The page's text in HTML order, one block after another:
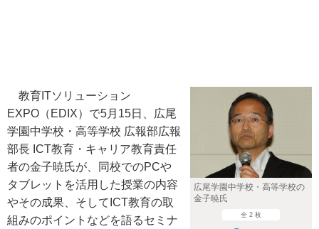
広尾学園中学校・高等学校の
金子暁氏
全 2 枚
教育ITソリューション
EXPO（EDIX）で5月15日、広尾
学園中学校・高等学校 広報部広報
部長 ICT教育・キャリア教育責任
者の金子暁氏が、同校でのPCや
タブレットを活用した授業の内容
やその成果、そしてICT教育の取
組みのポイントなどを語るセミナ